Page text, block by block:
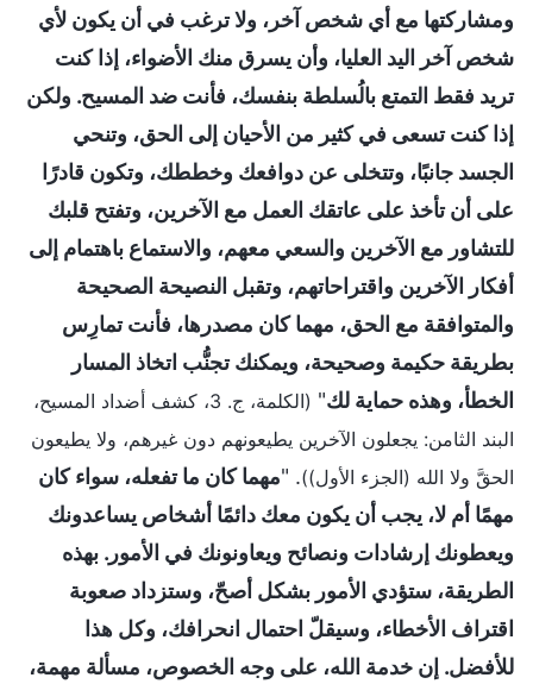
ومشاركتها مع أي شخص آخر، ولا ترغب في أن يكون لأي
شخص آخر اليد العليا، وأن يسرق منك الأضواء، إذا كنت
تريد فقط التمتع بالُسلطة بنفسك، فأنت ضد المسيح. ولكن
إذا كنت تسعى في كثير من الأحيان إلى الحق، وتنحي
الجسد جانبًا، وتتخلى عن دوافعك وخططك، وتكون قادرًا
على أن تأخذ على عاتقك العمل مع الآخرين، وتفتح قلبك
للتشاور مع الآخرين والسعي معهم، والاستماع باهتمام إلى
أفكار الآخرين واقتراحاتهم، وتقبل النصيحة الصحيحة
والمتوافقة مع الحق، مهما كان مصدرها، فأنت تمارِس
بطريقة حكيمة وصحيحة، ويمكنك تجنُّب اتخاذ المسار
الخطأ، وهذه حماية لك"
(الكلمة، ج. 3، كشف أضداد المسيح،
البند الثامن: يجعلون الآخرين يطيعونهم دون غيرهم، ولا يطيعون
الحقَّ ولا الله (الجزء الأول)). "مهما كان ما تفعله، سواء كان
مهمًا أم لا، يجب أن يكون معك دائمًا أشخاص يساعدونك
ويعطونك إرشادات ونصائح ويعاونونك في الأمور. بهذه
الطريقة، ستؤدي الأمور بشكل أصحّ، وستزداد صعوبة
اقتراف الأخطاء، وسيقلّ احتمال انحرافك، وكل هذا
للأفضل. إن خدمة الله، على وجه الخصوص، مسألة مهمة،